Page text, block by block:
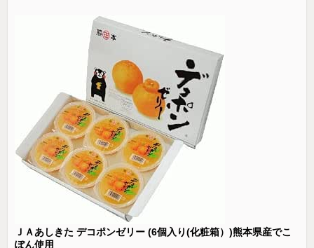
ＪＡあしきた デコポンゼリー (6個入り(化粧箱）)熊本県産でこ
ぽん使用